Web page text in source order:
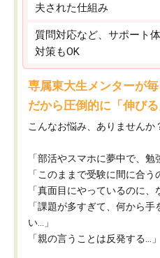
夫された仕組み
質問対応など、サポート
対策もOK
専属東大生メンターが毎
だから圧倒的に「伸びる
こんなお悩み、ありませんか
「部活やスマホに夢中で、勉
「このままで受験に間に合う
「真面目にやっているのに、
「課題が多すぎて、何から
い…」
「親の言うことは反発する…」